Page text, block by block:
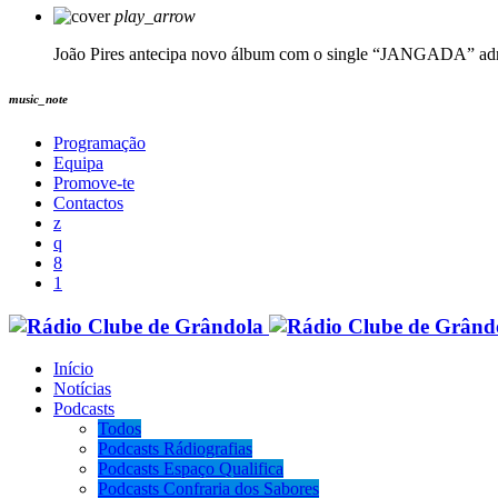
play_arrow
João Pires antecipa novo álbum com o single “JANGADA”
music_note
Programação
Equipa
Promove-te
Contactos
Início
Notícias
Podcasts
Todos
Podcasts Rádiografias
Podcasts Espaço Qualifica
Podcasts Confraria dos Sabores